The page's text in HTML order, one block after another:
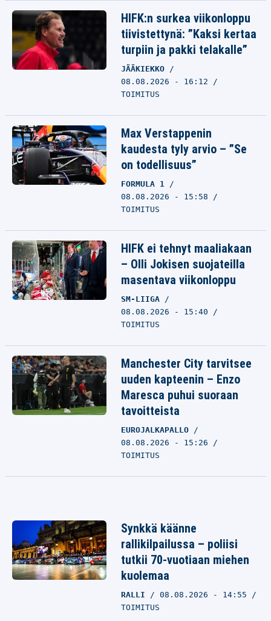
HIFK:n surkea viikonloppu
tiivistettynä: ”Kaksi kertaa
turpiin ja pakki telakalle”
JÄÄKIEKKO
08.08.2026 - 16:12
TOIMITUS
Max Verstappenin
kaudesta tyly arvio – ”Se
on todellisuus”
FORMULA 1
08.08.2026 - 15:58
TOIMITUS
HIFK ei tehnyt maaliakaan
– Olli Jokisen suojateilla
masentava viikonloppu
SM-LIIGA
08.08.2026 - 15:40
TOIMITUS
Manchester City tarvitsee
uuden kapteenin – Enzo
Maresca puhui suoraan
tavoitteista
EUROJALKAPALLO
08.08.2026 - 15:26
TOIMITUS
Synkkä käänne
rallikilpailussa – poliisi
tutkii 70-vuotiaan miehen
kuolemaa
RALLI
08.08.2026 - 14:55
TOIMITUS